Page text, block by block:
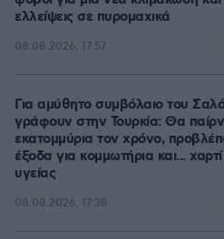
ελλείψεις σε πυρομαχικά
08.08.2026, 17:57
Για αμύθητο συμβόλαιο του
γράφουν στην Τουρκία: Θα
εκατομμύρια τον χρόνο,
έξοδα για κομμωτήρια και... χαρτί
υγείας
08.08.2026, 17:38